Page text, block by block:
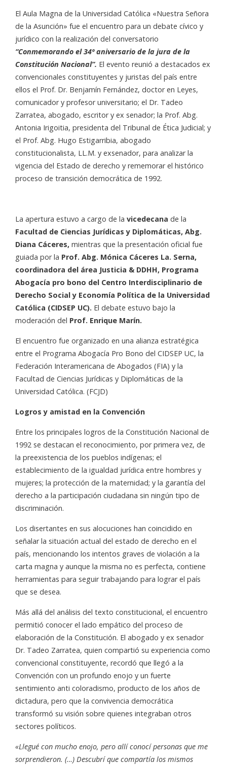
El Aula Magna de la Universidad Católica «Nuestra Señora
de la Asunción» fue el encuentro para un debate cívico y
jurídico con la realización del conversatorio
“Conmemorando el 34º aniversario de la jura de la
Constitución Nacional”. El evento reunió a destacados ex
convencionales constituyentes y juristas del país entre
ellos el Prof. Dr. Benjamín Fernández, doctor en Leyes,
comunicador y profesor universitario; el Dr. Tadeo
Zarratea, abogado, escritor y ex senador; la Prof. Abg.
Antonia Irigoitia, presidenta del Tribunal de Ética Judicial; y
el Prof. Abg. Hugo Estigarribia, abogado
constitucionalista, LL.M. y exsenador, para analizar la
vigencia del Estado de derecho y rememorar el histórico
proceso de transición democrática de 1992.
La apertura estuvo a cargo de la vicedecana de la
Facultad de Ciencias Jurídicas y Diplomáticas, Abg.
Diana Cáceres, mientras que la presentación oficial fue
guiada por la Prof. Abg. Mónica Cáceres La. Serna,
coordinadora del área Justicia & DDHH, Programa
Abogacía pro bono del Centro Interdisciplinario de
Derecho Social y Economía Política de la Universidad
Católica (CIDSEP UC). El debate estuvo bajo la
moderación del Prof. Enrique Marín.
El encuentro fue organizado en una alianza estratégica
entre el Programa Abogacía Pro Bono del CIDSEP UC, la
Federación Interamericana de Abogados (FIA) y la
Facultad de Ciencias Jurídicas y Diplomáticas de la
Universidad Católica. (FCJD)
Logros y amistad en la Convención
Entre los principales logros de la Constitución Nacional de
1992 se destacan el reconocimiento, por primera vez, de
la preexistencia de los pueblos indígenas; el
establecimiento de la igualdad jurídica entre hombres y
mujeres; la protección de la maternidad; y la garantía del
derecho a la participación ciudadana sin ningún tipo de
discriminación.
Los disertantes en sus alocuciones han coincidido en
señalar la situación actual del estado de derecho en el
país, mencionando los intentos graves de violación a la
carta magna y aunque la misma no es perfecta, contiene
herramientas para seguir trabajando para lograr el país
que se desea.
Más allá del análisis del texto constitucional, el encuentro
permitió conocer el lado empático del proceso de
elaboración de la Constitución. El abogado y ex senador
Dr. Tadeo Zarratea, quien compartió su experiencia como
convencional constituyente, recordó que llegó a la
Convención con un profundo enojo y un fuerte
sentimiento anti coloradismo, producto de los años de
dictadura, pero que la convivencia democrática
transformó su visión sobre quienes integraban otros
sectores políticos.
«Llegué con mucho enojo, pero allí conocí personas que me
sorprendieron. (…) Descubrí que compartía los mismos